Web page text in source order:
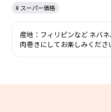
¥ スーパー価格
産地：フィリピンなど ネバ
肉巻きにしてお楽しみくださ